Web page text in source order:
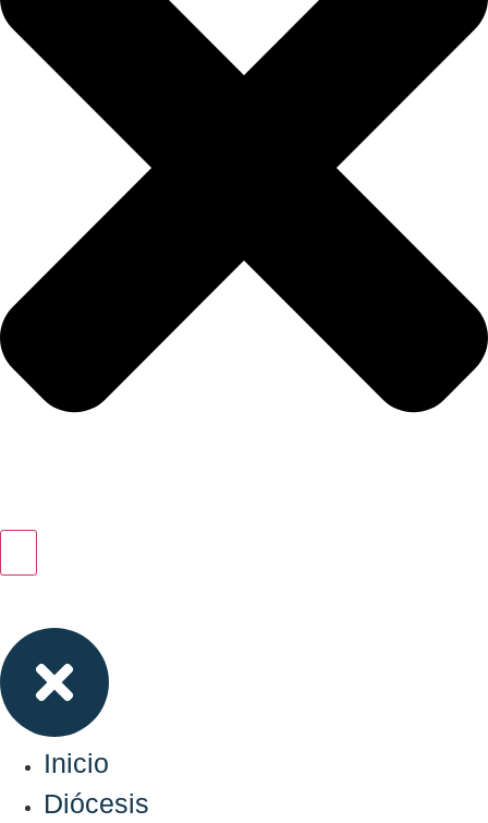
Inicio
Diócesis